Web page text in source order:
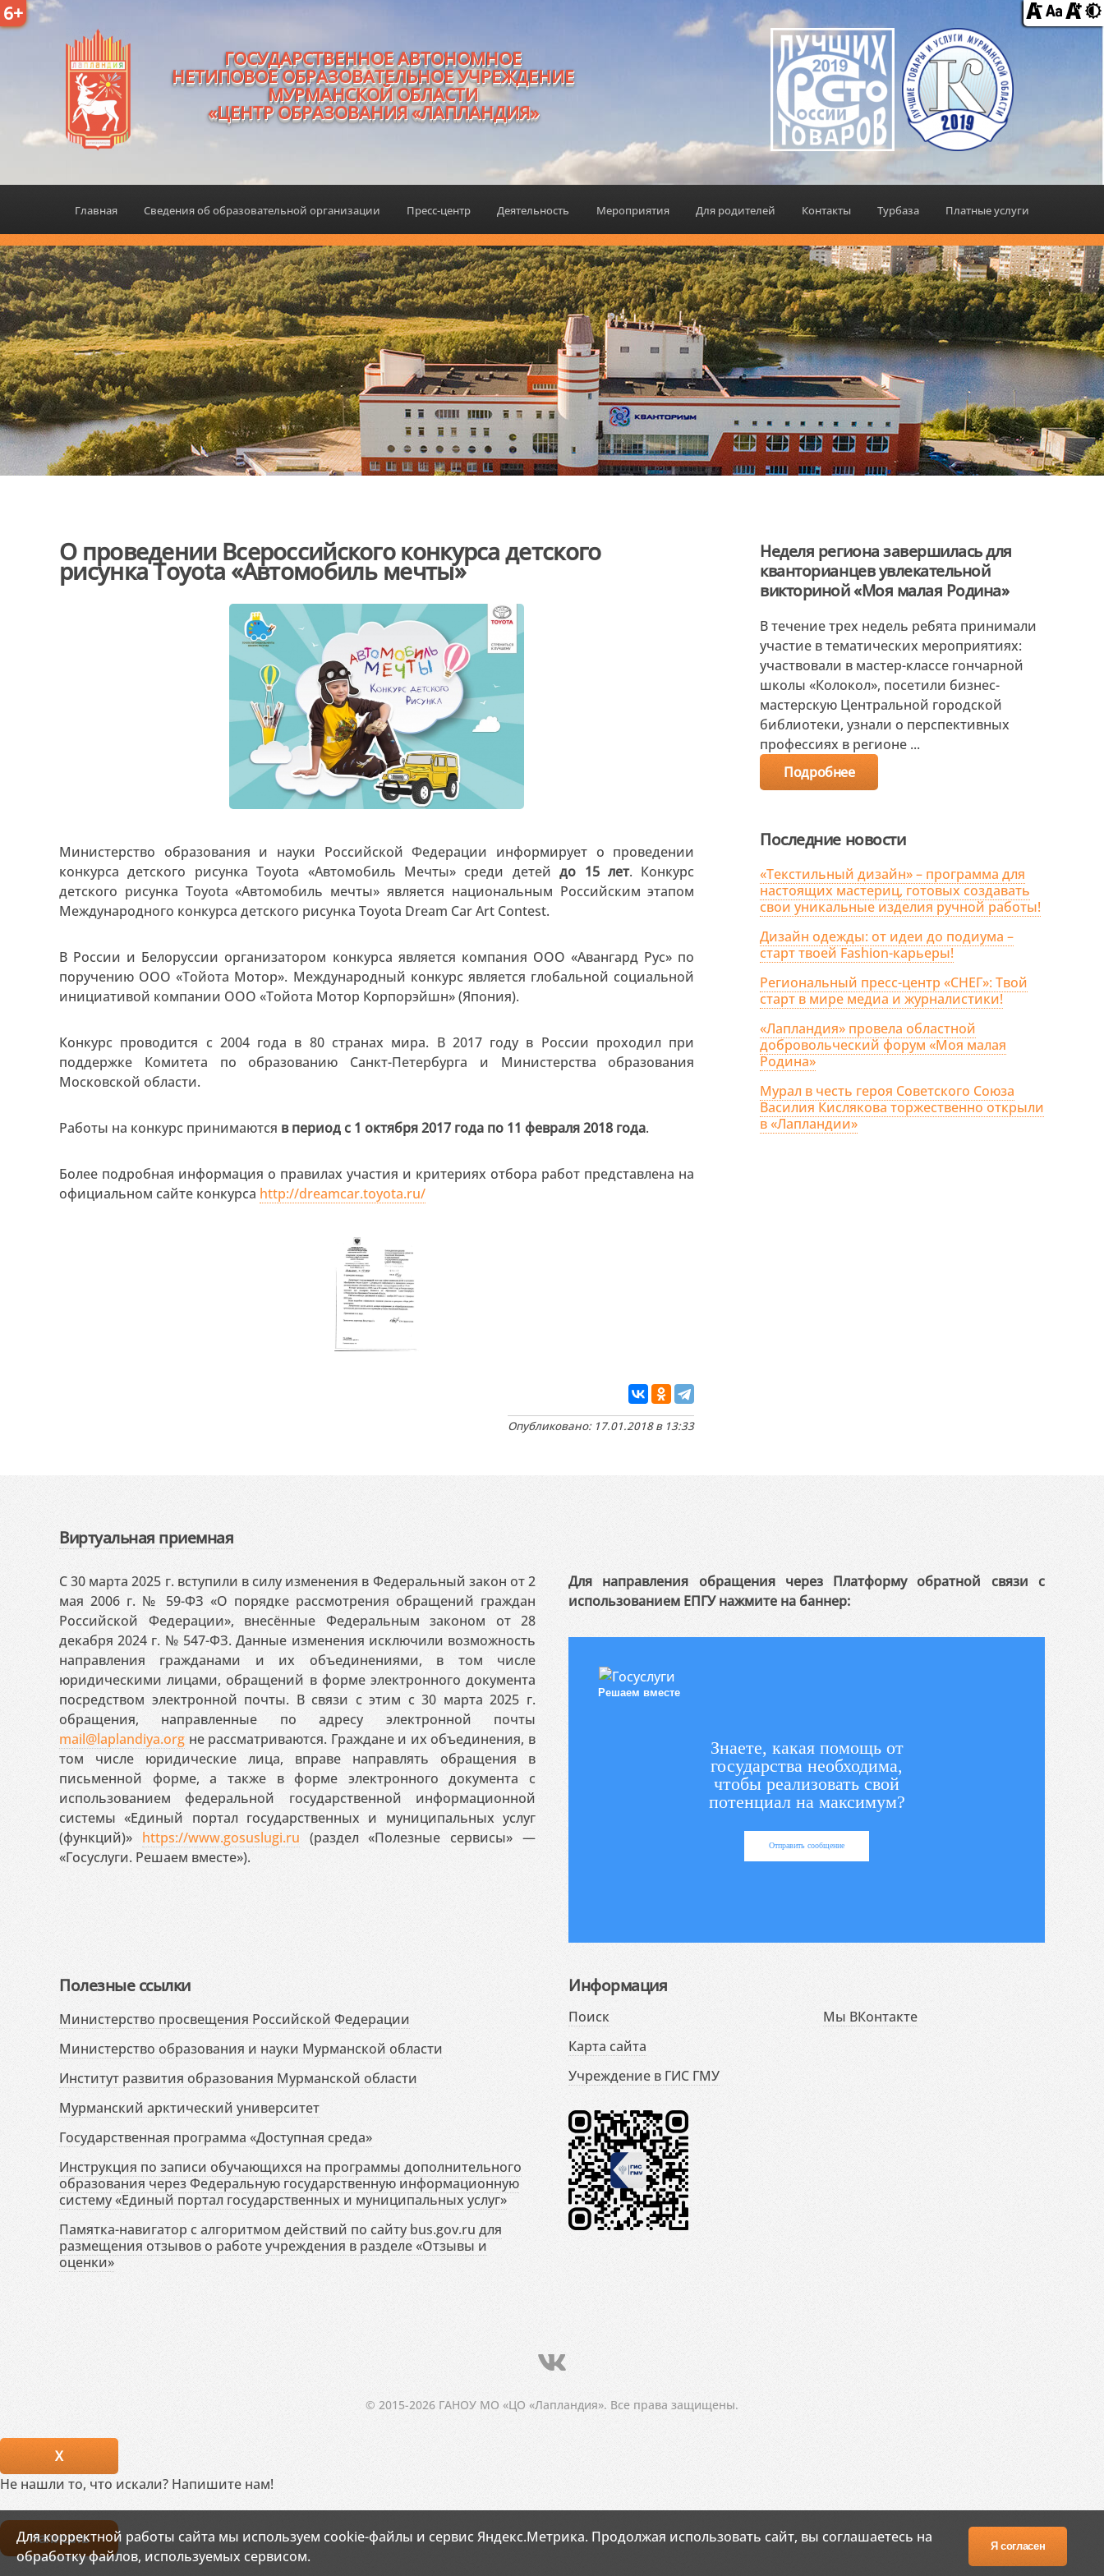
6+
ГОСУДАРСТВЕННОЕ АВТОНОМНОЕ
НЕТИПОВОЕ ОБРАЗОВАТЕЛЬНОЕ УЧРЕЖДЕНИЕ
МУРМАНСКОЙ ОБЛАСТИ
«ЦЕНТР ОБРАЗОВАНИЯ «ЛАПЛАНДИЯ»
Главная Сведения об образовательной организации Пресс-центр Деятельность Мероприятия Для родителей Контакты Турбаза Платные услуги
О проведении Всероссийского конкурса детского
рисунка Toyota «Автомобиль мечты»
Министерство образования и науки Российской Федерации информирует о проведении
конкурса детского рисунка Toyota «Автомобиль Мечты» среди детейдо 15 лет. Конкурс
детского рисунка Toyota «Автомобиль мечты» является национальным Российским этапом
Международного конкурса детского рисунка Toyota Dream Car Art Contest.
В России и Белоруссии организатором конкурса является компания ООО «Авангард Рус» по
поручению ООО «Тойота Мотор». Международный конкурс является глобальной социальной
инициативой компании ООО «Тойота Мотор Корпорэйшн» (Япония).
Конкурс проводится с 2004 года в 80 странах мира. В 2017 году в России проходил при
поддержке Комитета по образованию Санкт-Петербурга и Министерства образования
Московской области.
Работы на конкурс принимаются в период с 1 октября 2017 года по 11 февраля 2018 года.
Более подробная информация о правилах участия и критериях отбора работ представлена на
официальном сайте конкурса http://dreamcar.toyota.ru/
Опубликовано: 17.01.2018 в 13:33
Неделя региона завершилась для
кванторианцев увлекательной
викториной «Моя малая Родина»
В течение трех недель ребята принимали
участие в тематических мероприятиях:
участвовали в мастер-классе гончарной
школы «Колокол», посетили бизнес-
мастерскую Центральной городской
библиотеки, узнали о перспективных
профессиях в регионе ...
Подробнее
Последние новости
«Текстильный дизайн» – программа для
настоящих мастериц, готовых создавать
свои уникальные изделия ручной работы!
Дизайн одежды: от идеи до подиума –
старт твоей Fashion-карьеры!
Региональный пресс-центр «СНЕГ»: Твой
старт в мире медиа и журналистики!
«Лапландия» провела областной
добровольческий форум «Моя малая
Родина»
Мурал в честь героя Советского Союза
Василия Кислякова торжественно открыли
в «Лапландии»
Виртуальная приемная
С 30 марта 2025 г. вступили в силу изменения в Федеральный закон от 2
мая 2006 г. № 59-ФЗ «О порядке рассмотрения обращений граждан
Российской Федерации», внесённые Федеральным законом от 28
декабря 2024 г. № 547-ФЗ. Данные изменения исключили возможность
направления гражданами и их объединениями, в том числе
юридическими лицами, обращений в форме электронного документа
посредством электронной почты. В связи с этим с 30 марта 2025 г.
обращения, направленные по адресу электронной почты
mail@laplandiya.org не рассматриваются. Граждане и их объединения, в
том числе юридические лица, вправе направлять обращения в
письменной форме, а также в форме электронного документа с
использованием федеральной государственной информационной
системы «Единый портал государственных и муниципальных услуг
(функций)» https://www.gosuslugi.ru (раздел «Полезные сервисы» —
«Госуслуги. Решаем вместе»).
Для направления обращения через Платформу обратной связи с
использованием ЕПГУ нажмите на баннер:
Решаем вместе
Знаете, какая помощь от
государства необходима,
чтобы реализовать свой
потенциал на максимум?
Отправить сообщение
Полезные ссылки
Министерство просвещения Российской Федерации
Министерство образования и науки Мурманской области
Институт развития образования Мурманской области
Мурманский арктический университет
Государственная программа «Доступная среда»
Инструкция по записи обучающихся на программы дополнительного
образования через Федеральную государственную информационную
систему «Единый портал государственных и муниципальных услуг»
Памятка-навигатор с алгоритмом действий по сайту bus.gov.ru для
размещения отзывов о работе учреждения в разделе «Отзывы и
оценки»
Информация
Поиск
Карта сайта
Учреждение в ГИС ГМУ
Мы ВКонтакте
© 2015-2026 ГАНОУ МО «ЦО «Лапландия». Все права защищены.
Для корректной работы сайта мы используем cookie-файлы и сервис Яндекс.Метрика. Продолжая использовать сайт, вы соглашаетесь на
обработку файлов, используемых сервисом.
Я согласен
X
Не нашли то, что искали? Напишите нам!
Написать